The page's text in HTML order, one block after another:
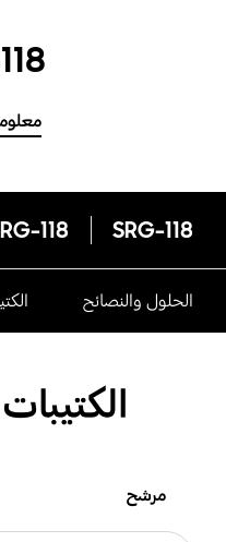
SRG-118
118
الحلول والنصائح
مرشح